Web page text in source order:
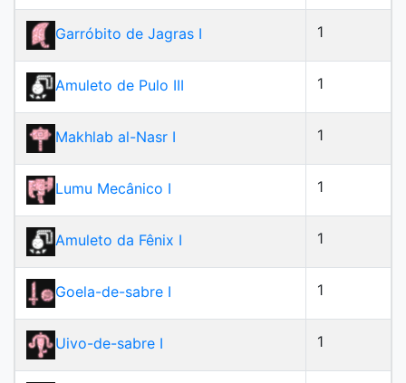
Garróbito de Jagras I 1
Amuleto de Pulo III 1
Makhlab al-Nasr I 1
Lumu Mecânico I 1
Amuleto da Fênix I 1
Goela-de-sabre I 1
Uivo-de-sabre I 1